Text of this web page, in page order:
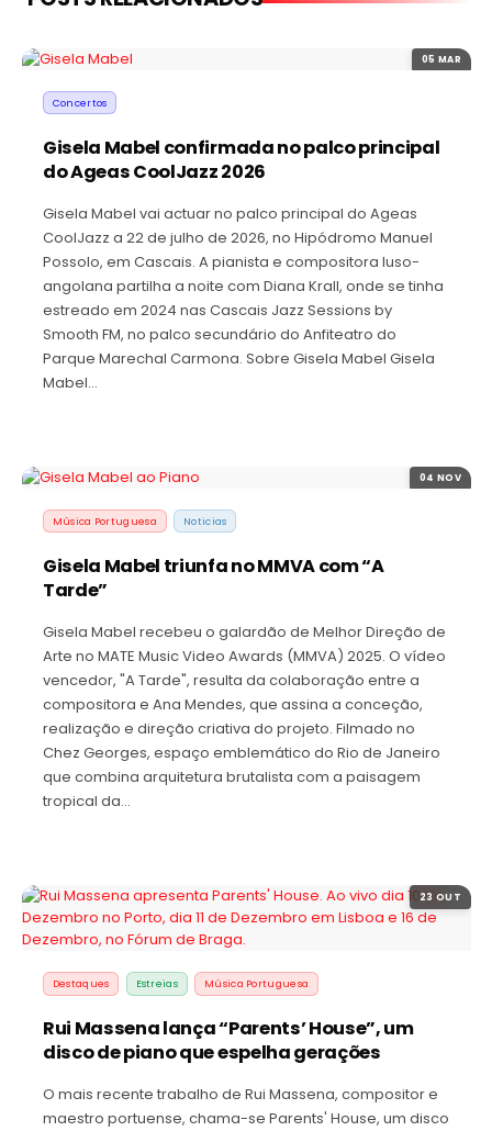
05 MAR
Concertos
Gisela Mabel confirmada no palco principal
do Ageas CoolJazz 2026
Gisela Mabel vai actuar no palco principal do Ageas
CoolJazz a 22 de julho de 2026, no Hipódromo Manuel
Possolo, em Cascais. A pianista e compositora luso-
angolana partilha a noite com Diana Krall, onde se tinha
estreado em 2024 nas Cascais Jazz Sessions by
Smooth FM, no palco secundário do Anfiteatro do
Parque Marechal Carmona. Sobre Gisela Mabel Gisela
Mabel…
04 NOV
Música Portuguesa Noticias
Gisela Mabel triunfa no MMVA com “A
Tarde”
Gisela Mabel recebeu o galardão de Melhor Direção de
Arte no MATE Music Video Awards (MMVA) 2025. O vídeo
vencedor, "A Tarde", resulta da colaboração entre a
compositora e Ana Mendes, que assina a conceção,
realização e direção criativa do projeto. Filmado no
Chez Georges, espaço emblemático do Rio de Janeiro
que combina arquitetura brutalista com a paisagem
tropical da…
23 OUT
Destaques Estreias Música Portuguesa
Rui Massena lança “Parents’ House”, um
disco de piano que espelha gerações
O mais recente trabalho de Rui Massena, compositor e
maestro portuense, chama-se Parents' House, um disco